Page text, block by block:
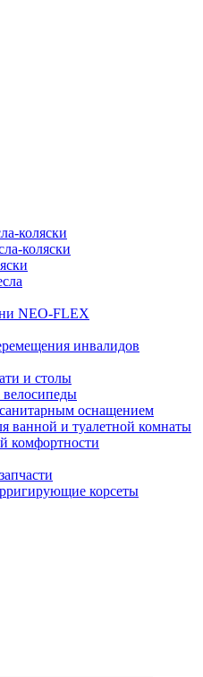
коляски
коляски
NEO-FLEX
инвалидов
и столы
оснащением
ванной и туалетной комнаты
комфортности
корсеты